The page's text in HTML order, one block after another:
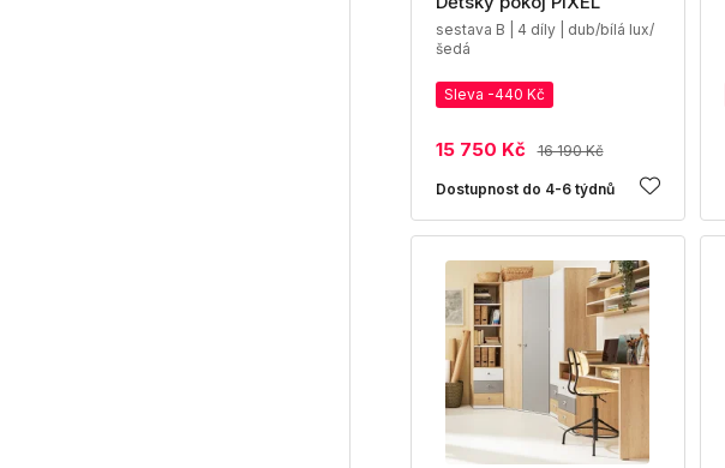
sestava B | 4 díly | dub/bílá lux/
šedá
Sleva -440 Kč
15 750 Kč 16 190 Kč
Dostupnost do 4-6 týdnů